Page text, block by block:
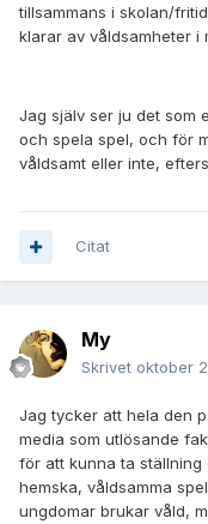
tillsammans i skolan/
klarar av våldsamheter i
Jag själv ser ju det som
och spela spel, och för
våldsamt eller inte,
Citat
My
Skrivet oktober
Jag tycker att hela den
media som utlösande
för att kunna ta ställning
hemska, våldsamma
ungdomar brukar våld,